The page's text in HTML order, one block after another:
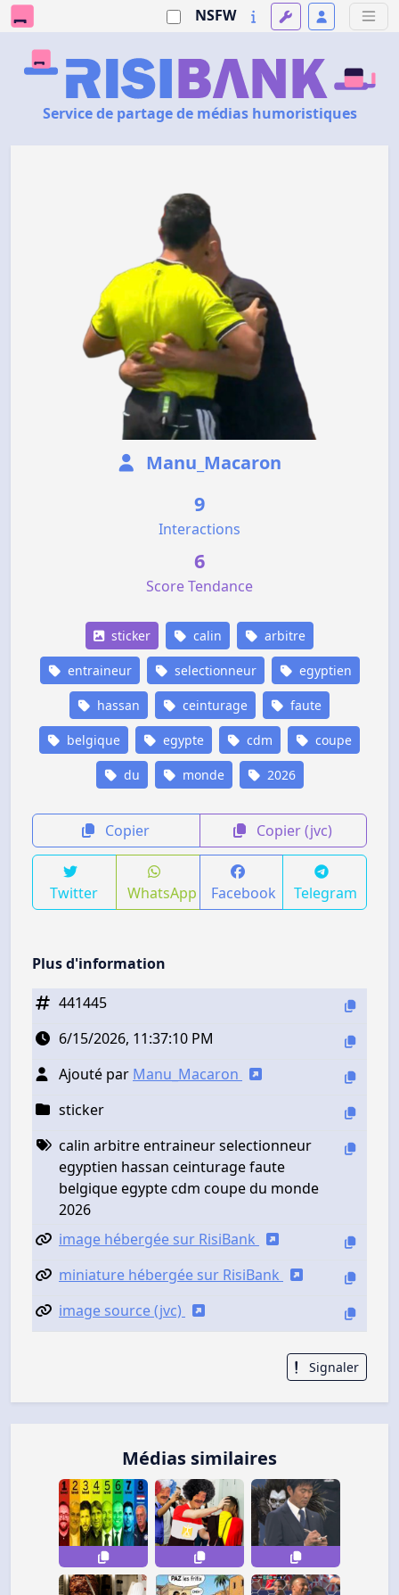
NSFW
Service de partage de médias humoristiques
Manu_Macaron
9
Interactions
6
Score Tendance
sticker calin arbitre
entraineur selectionneur egyptien
hassan ceinturage faute
belgique egypte cdm coupe
du monde 2026
Copier Copier (jvc)
Twitter WhatsApp Facebook Telegram
Plus d'information
441445
6/15/2026, 11:37:10 PM
Ajouté par Manu_Macaron
sticker
calin arbitre entraineur selectionneur
egyptien hassan ceinturage faute
belgique egypte cdm coupe du monde
2026
image hébergée sur RisiBank
miniature hébergée sur RisiBank
image source (jvc)
Signaler
Médias similaires